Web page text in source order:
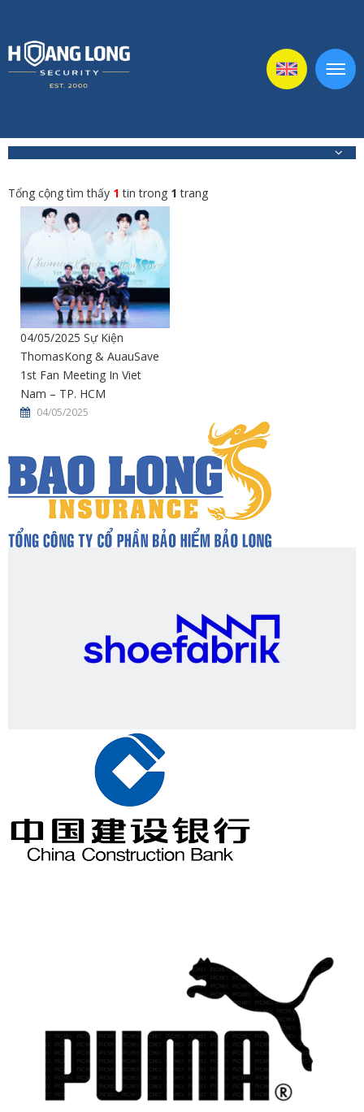
Tổng cộng tìm thấy 1 tin trong 1 trang
04/05/2025 Sự Kiện
ThomasKong & AuauSave
1st Fan Meeting In Viet
Nam – TP. HCM
04/05/2025